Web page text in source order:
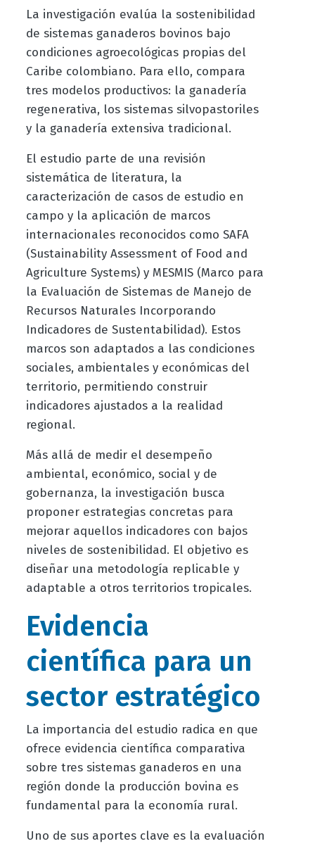
La investigación evalúa la sostenibilidad
de sistemas ganaderos bovinos bajo
condiciones agroecológicas propias del
Caribe colombiano. Para ello, compara
tres modelos productivos: la ganadería
regenerativa, los sistemas silvopastoriles
y la ganadería extensiva tradicional.
El estudio parte de una revisión
sistemática de literatura, la
caracterización de casos de estudio en
campo y la aplicación de marcos
internacionales reconocidos como SAFA
(Sustainability Assessment of Food and
Agriculture Systems) y MESMIS (Marco para
la Evaluación de Sistemas de Manejo de
Recursos Naturales Incorporando
Indicadores de Sustentabilidad). Estos
marcos son adaptados a las condiciones
sociales, ambientales y económicas del
territorio, permitiendo construir
indicadores ajustados a la realidad
regional.
Más allá de medir el desempeño
ambiental, económico, social y de
gobernanza, la investigación busca
proponer estrategias concretas para
mejorar aquellos indicadores con bajos
niveles de sostenibilidad. El objetivo es
diseñar una metodología replicable y
adaptable a otros territorios tropicales.
Evidencia
científica para un
sector estratégico
La importancia del estudio radica en que
ofrece evidencia científica comparativa
sobre tres sistemas ganaderos en una
región donde la producción bovina es
fundamental para la economía rural.
Uno de sus aportes clave es la evaluación